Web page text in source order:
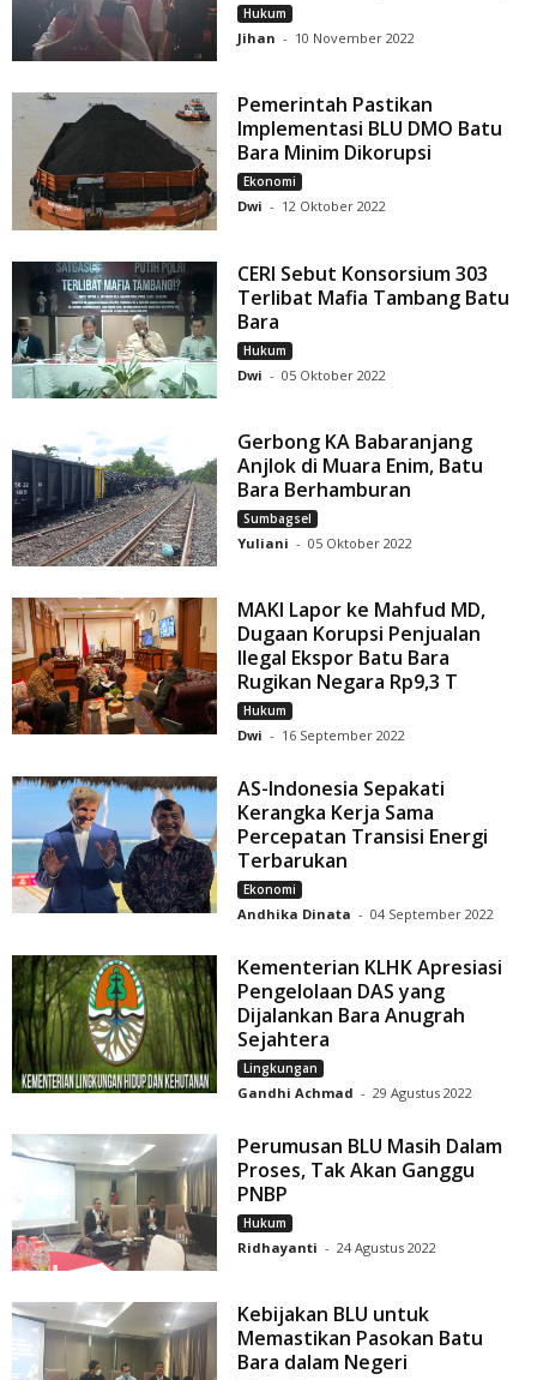
Hukum
Jihan - 10 November 2022
Pemerintah Pastikan
Implementasi BLU DMO Batu
Bara Minim Dikorupsi
Ekonomi
Dwi - 12 Oktober 2022
CERI Sebut Konsorsium 303
Terlibat Mafia Tambang Batu
Bara
Hukum
Dwi - 05 Oktober 2022
Gerbong KA Babaranjang
Anjlok di Muara Enim, Batu
Bara Berhamburan
Sumbagsel
Yuliani - 05 Oktober 2022
MAKI Lapor ke Mahfud MD,
Dugaan Korupsi Penjualan
Ilegal Ekspor Batu Bara
Rugikan Negara Rp9,3 T
Hukum
Dwi - 16 September 2022
AS-Indonesia Sepakati
Kerangka Kerja Sama
Percepatan Transisi Energi
Terbarukan
Ekonomi
Andhika Dinata - 04 September 2022
Kementerian KLHK Apresiasi
Pengelolaan DAS yang
Dijalankan Bara Anugrah
Sejahtera
Lingkungan
Gandhi Achmad - 29 Agustus 2022
Perumusan BLU Masih Dalam
Proses, Tak Akan Ganggu
PNBP
Hukum
Ridhayanti - 24 Agustus 2022
Kebijakan BLU untuk
Memastikan Pasokan Batu
Bara dalam Negeri